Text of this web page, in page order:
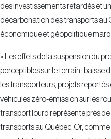
des investissements retardés et
décarbonation des transports au
économique et géopolitique
« Les effets de la suspension du
perceptibles sur le terrain :
les transporteurs, projets
véhicules zéro-émission sur les
transport lourd représente près
transports au Québec. Or,